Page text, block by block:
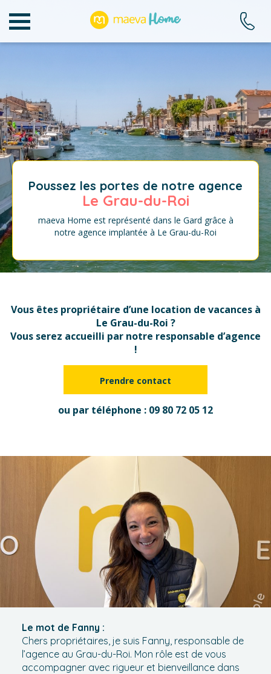
Poussez les portes de notre agence
Le Grau-du-Roi
maeva Home est représenté dans le Gard grâce à
notre agence implantée à Le Grau-du-Roi
Vous êtes propriétaire d’une location de vacancesà
Le Grau-du-Roi ?
Vous serez accueilli par notre responsable d’agence
!
Prendre contact
ou par téléphone : 09 80 72 05 12
Le mot de Fanny :
Chers propriétaires, je suis Fanny, responsable de
l’agence au Grau-du-Roi. Mon rôle est de vous
accompagner avec rigueur et bienveillance dans